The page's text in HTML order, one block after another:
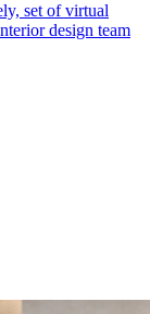
set of virtual
design team